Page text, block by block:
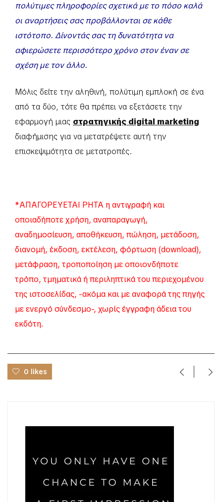
πολύτιμες πληροφορίες σχετικά με το πόσο καλά
οι αναρτήσεις σας προβάλλονται σε κάθε
ιστότοπο. Δίνοντάς σας τη δυνατότητα να
αφιερώσετε περισσότερο χρόνο στον έναν σε
σχέση με τον άλλο.
Μόλις δείτε την αληθινή, πολύτιμη εμπλοκή σε ένα
από τα δύο, τότε θα πρέπει να εξετάσετε την
εφαρμογή μιας στρατηγικής digital marketing
διαφήμισης για να μετατρέψετε αυτή την
επισκεψιμότητα σε μετατροπές.
*ΑΠΑΓΟΡΕΥΕΤΑΙ ΡΗΤΑ η αντιγραφή και
οποιαδήποτε χρήση, αναπαραγωγή,
αναδημοσίευση, αποθήκευση, πώληση, μετάδοση,
διανομή, έκδοση, εκτέλεση, φόρτωση (download),
μετάφραση, τροποποίηση με οποιονδήποτε
τρόπο, τμηματικά ή περιληπτικά του περιεχομένου
της ιστοσελίδας, -ακόμα και με αναφορά της πηγής
με ενεργό σύνδεσμο-, χωρίς έγγραφη άδεια του
εκδότη.
0 likes